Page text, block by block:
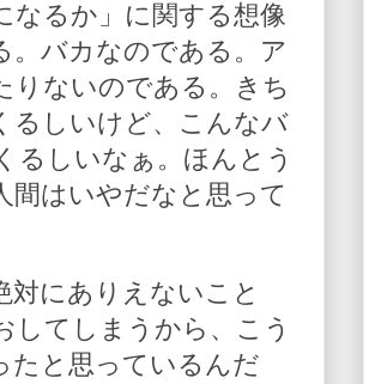
なるか」に関する想像
。バカなのである。ア
りないのである。きち
るしいけど、こんなバ
るしいなぁ。ほんとう
間はいやだなと思って
にありえないこと
してしまうから、こう
たと思っているんだ